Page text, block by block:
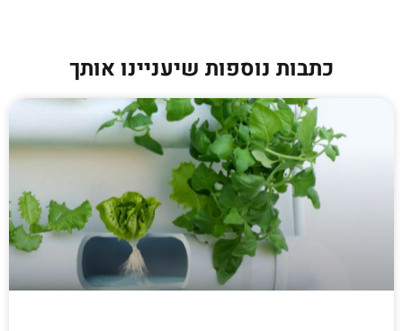
כתבות נוספות שיעניינו אותך